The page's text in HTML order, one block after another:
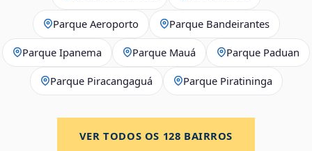
Parque Aeroporto Parque Bandeirantes
Parque Ipanema Parque Mauá Parque Paduan
Parque Piracangaguá Parque Piratininga
VER TODOS OS 128 BAIRROS